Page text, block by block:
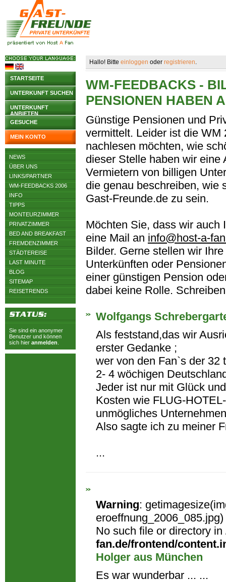
STARTSEITE
UNTERKUNFT SUCHEN
UNTERKUNFT
ANBIETEN
GESUCHE
MEIN KONTO
NEWS
ÜBER UNS
LINKS/PARTNER
WM-FEEDBACKS 2006
INFO
TIPPS
MONTEURZIMMER
PRIVATZIMMER
BED AND BREAKFAST
FREMDENZIMMER
STÄDTEREISE
LAST MINUTE
BLOG
SITEMAP
REISETRENDS
Sie sind ein anonymer
Benutzer und können
sich hier anmelden
Hallo! Bitte einloggen oder registrieren.
WM-FEEDBACKS -
PENSIONEN HABEN
Günstige Pensionen und
vermittelt. Leider ist die
nachlesen möchten, wie
dieser Stelle haben wir eine
Vermietern von billigen
die genau beschreiben, wie
Gast-Freunde.de zu sein.
Möchten Sie, dass wir auch
eine Mail an info@host-a-
Bilder. Gerne stellen wir
Unterkünften oder
einer günstigen Pension
dabei keine Rolle.
Wolfgangs
Als feststand,das wir
erster Gedanke ;
wer von den Fan`s der 32
2- 4 wöchigen
Jeder ist nur mit Glück
Kosten wie FLUG-
unmögliches
Also sagte ich zu meiner
...
Warning:
eroeffnung_2006_085.jpg)
No such file or directory in
fan.de/frontend/
Holger aus München
Es war wunderbar ... ...